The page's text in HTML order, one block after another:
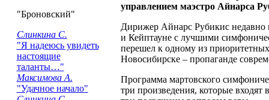
"Броновский"
Слинкина С.
"Я надеюсь увидеть
настоящие
таланты…"
Максимова А.
"Удачное начало"
управлением маэстро Айнарса
Дирижер Айнарс Рубикис недавно
и Кейптауне с лучшими
перешел к одному из
Новосибирске – пропаганде
Программа мартовского
три произведения, которые